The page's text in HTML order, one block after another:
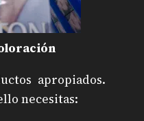
apropiados.
necesitas: